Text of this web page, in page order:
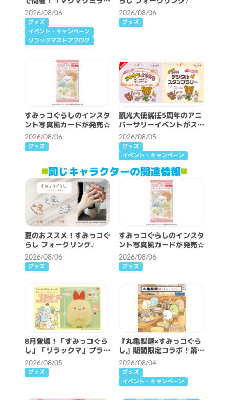
ルワンダーランド」詳細情
報♪
2026/08/06
グッズ
イベント・キャンペーン
リラックマストアブログ
2026/08/06
グッズ
すみっコぐらしのインスタ
ント写真風カードが発売☆
2026/08/06
グッズ
観光大使就任5周年のアニ
バーサリーイベントがスタ
ート♪
2026/08/05
グッズ
イベント・キャンペーン
同じキャラクターの関連情報
夏のおススメ！すみっコぐ
らし フォークリング♪
2026/08/06
グッズ
すみっコぐらしのインスタ
ント写真風カードが発売☆
2026/08/06
グッズ
8月登場！「すみっコぐら
し」「リラックマ」プライ
ズ☆
2026/08/05
グッズ
『丸亀製麺×すみっコぐら
し』期間限定コラボ！第2
弾スタート！
2026/08/04
グッズ
イベント・キャンペーン